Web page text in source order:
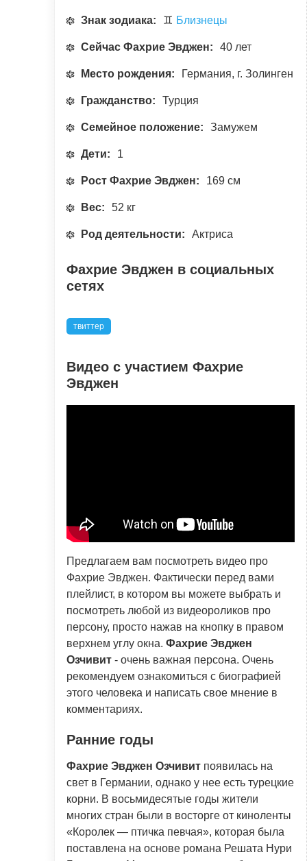
Знак зодиака: ♊ Близнецы
Сейчас Фахрие Эвджен: 40 лет
Место рождения: Германия, г. Золинген
Гражданство: Турция
Семейное положение: Замужем
Дети: 1
Рост Фахрие Эвджен: 169 см
Вес: 52 кг
Род деятельности: Актриса
Фахрие Эвджен в социальных
сетях
твиттер
Видео с участием Фахрие
Эвджен
Предлагаем вам посмотреть видео про
Фахрие Эвджен. Фактически перед вами
плейлист, в котором вы можете выбрать и
посмотреть любой из видеороликов про
персону, просто нажав на кнопку в правом
верхнем углу окна. Фахрие Эвджен
Озчивит - очень важная персона. Очень
рекомендуем ознакомиться с биографией
этого человека и написать свое мнение в
комментариях.
Ранние годы
Фахрие Эвджен Озчивит появилась на
свет в Германии, однако у нее есть турецкие
корни. В восьмидесятые годы жители
многих стран были в восторге от киноленты
«Королек — птичка певчая», которая была
поставлена на основе романа Решата Нури